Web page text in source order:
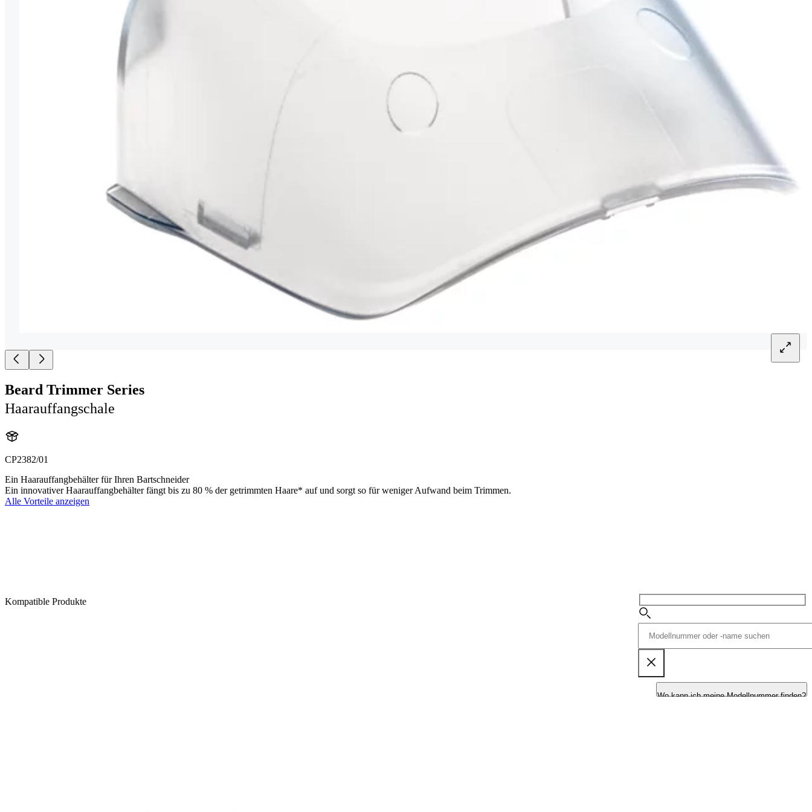
Beard Trimmer Series
Haarauffangschale
CP2382/01
Ein Haarauffangbehälter für Ihren Bartschneider
Ein innovativer Haarauffangbehälter fängt bis zu 80 % der getrimmten Haare* auf und sorgt so für weniger Aufwand beim Trimmen.
Alle Vorteile anzeigen
Kompatible Produkte
Wo kann ich meine Modellnummer finden?